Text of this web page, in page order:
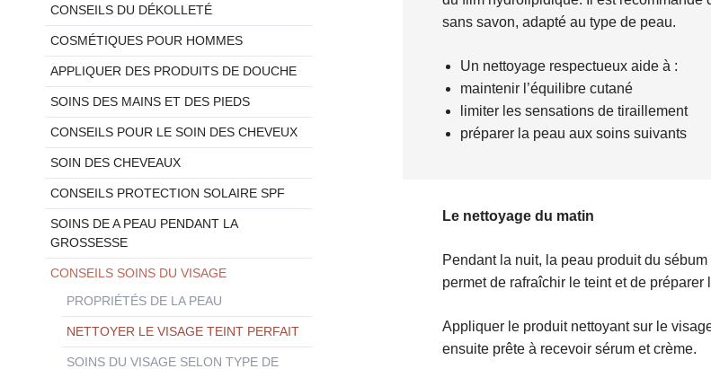
sans savon, adapté au type de peau.
Un nettoyage respectueux aide à :
maintenir l’équilibre cutané
limiter les sensations de tiraillement
préparer la peau aux soins suivants
Le nettoyage du matin
Pendant la nuit, la peau produit du
permet de rafraîchir le teint et de préparer
Appliquer le produit nettoyant sur le
ensuite prête à recevoir sérum et crème.
CONSEILS DU DÉKOLLETÉ
COSMÉTIQUES POUR HOMMES
APPLIQUER DES PRODUITS DE DOUCHE
SOINS DES MAINS ET DES PIEDS
CONSEILS POUR LE SOIN DES CHEVEUX
SOIN DES CHEVEAUX
CONSEILS PROTECTION SOLAIRE SPF
SOINS DE A PEAU PENDANT LA
GROSSESSE
CONSEILS SOINS DU VISAGE
PROPRIÉTÉS DE LA PEAU
NETTOYER LE VISAGE TEINT PERFAIT
SOINS DU VISAGE SELON TYPE DE